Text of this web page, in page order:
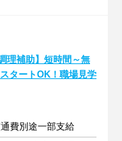
理補助】短時間～無
タートOK！職場見学
費別途一部支給